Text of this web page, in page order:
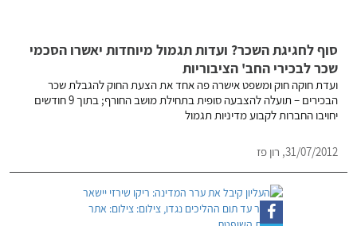
סוף לחגיגת השכר? ועדות תגמול מיוחדות יאשרו הסכמי
שכר לבכירי החב' הציבוריות
ועדת חוקה חוק ומשפט אישרה פה אחד את הצעת החוק להגבלת שכר
הבכירים – תועלה להצבעה סופית בתחילת מושב החורף; בתוך 9 חודשים
יחויבו החברות לקבוע מדיניות תגמול
31/07/2012, רון פז